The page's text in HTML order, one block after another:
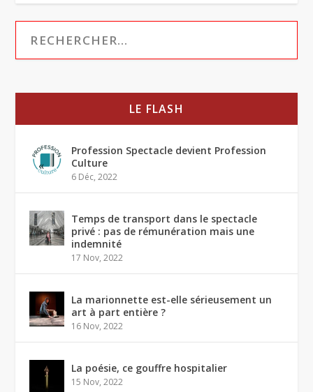
LE FLASH
Profession Spectacle devient Profession
Culture
6 Déc, 2022
Temps de transport dans le spectacle
privé : pas de rémunération mais une
indemnité
17 Nov, 2022
La marionnette est-elle sérieusement un
art à part entière ?
16 Nov, 2022
La poésie, ce gouffre hospitalier
15 Nov, 2022